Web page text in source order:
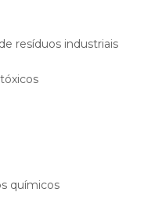
resíduos industriais
químicos